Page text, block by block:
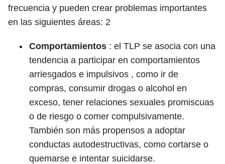
frecuencia y pueden crear problemas importantes
en las siguientes áreas: 2
Comportamientos : el TLP se asocia con una
tendencia a participar en comportamientos
arriesgados e impulsivos , como ir de
compras, consumir drogas o alcohol en
exceso, tener relaciones sexuales promiscuas
o de riesgo o comer compulsivamente.
También son más propensos a adoptar
conductas autodestructivas, como cortarse o
quemarse e intentar suicidarse.